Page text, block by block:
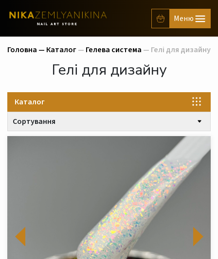
Головна — Каталог— Гелева система — Гелі для дизайну
Гелі для дизайну
Каталог
Сортування